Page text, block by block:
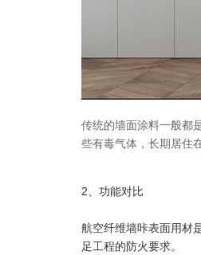
传统的墙面涂料一般都
些有毒气体，长期居住
2、功能对比
航空纤维墙咔表面用材
足工程的防火要求。